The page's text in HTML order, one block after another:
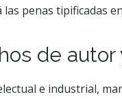
penas tipificadas
de autor
e industrial,